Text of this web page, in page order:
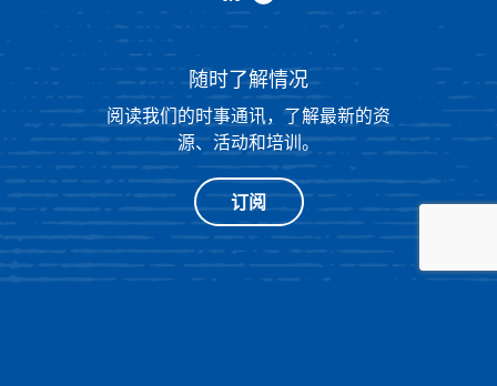
随时了解情况
阅读我们的时事通讯，了解最新的资
源、活动和培训。
订阅